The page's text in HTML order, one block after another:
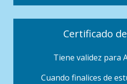
Certificado
Tiene validez para
Cuando finalices de